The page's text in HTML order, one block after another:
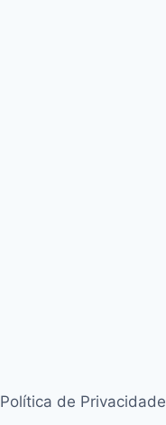
Política de Privacidade